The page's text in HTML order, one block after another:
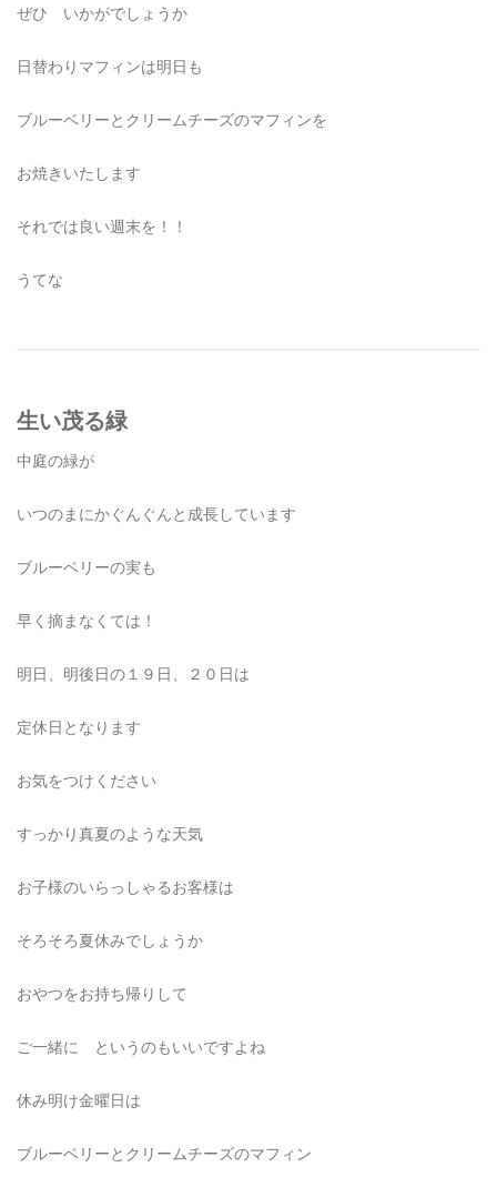
ぜひ いかがでしょうか
日替わりマフィンは明日も
ブルーベリーとクリームチーズのマフィンを
お焼きいたします
それでは良い週末を！！
うてな
生い茂る緑
中庭の緑が
いつのまにかぐんぐんと成長しています
ブルーベリーの実も
早く摘まなくては！
明日、明後日の１９日、２０日は
定休日となります
お気をつけください
すっかり真夏のような天気
お子様のいらっしゃるお客様は
そろそろ夏休みでしょうか
おやつをお持ち帰りして
ご一緒に というのもいいですよね
休み明け金曜日は
ブルーベリーとクリームチーズのマフィン